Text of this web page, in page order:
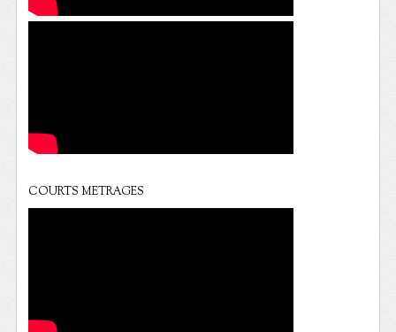
COURTS METRAGES